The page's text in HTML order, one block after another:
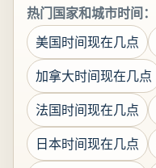
热门国家和城市时间：
美国时间现在几点
加拿大时间现在几点
法国时间现在几点
日本时间现在几点